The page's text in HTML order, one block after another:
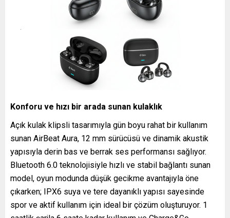
Konforu ve hızı bir arada sunan kulaklık
Açık kulak klipsli tasarımıyla gün boyu rahat bir kullanım
sunan AirBeat Aura, 12 mm sürücüsü ve dinamik akustik
yapısıyla derin bas ve berrak ses performansı sağlıyor.
Bluetooth 6.0 teknolojisiyle hızlı ve stabil bağlantı sunan
model, oyun modunda düşük gecikme avantajıyla öne
çıkarken; IPX6 suya ve tere dayanıklı yapısı sayesinde
spor ve aktif kullanım için ideal bir çözüm oluşturuyor. 1